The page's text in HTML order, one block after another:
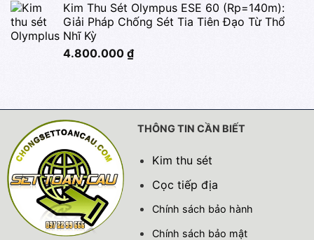
Kim Thu Sét Olympus ESE 60 (Rp=140m):
Giải Pháp Chống Sét Tia Tiên Đạo Từ Thổ
Nhĩ Kỳ
4.800.000 ₫
THÔNG TIN CẦN BIẾT
Kim thu sét
Cọc tiếp địa
Chính sách bảo hành
Chính sách bảo mật